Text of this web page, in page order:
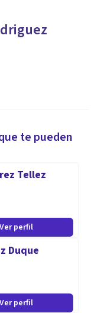
te pueden
Tellez
Ver perfil
Duque
Ver perfil